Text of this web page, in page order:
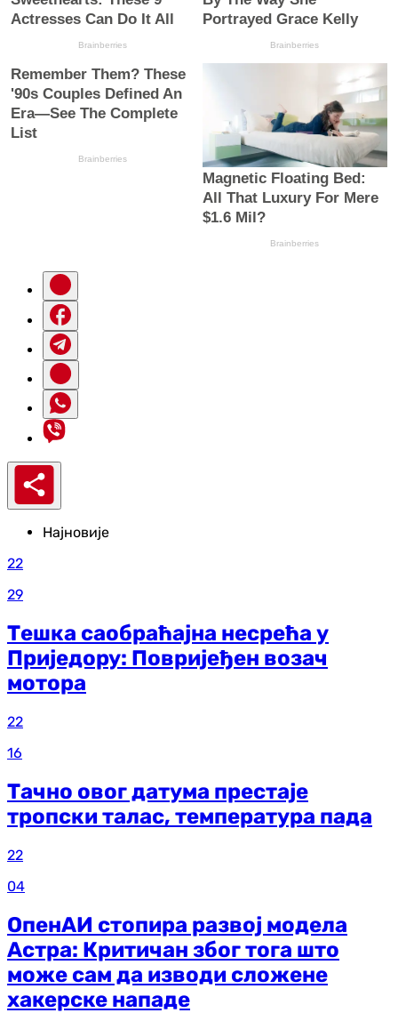
Најновије
22
29
Тешка саобраћајна несрећа у
Приједору: Повријеђен возач
мотора
22
16
Тачно овог датума престаје
тропски талас, температура пада
22
04
ОпенАИ стопира развој модела
Астра: Критичан због тога што
може сам да изводи сложене
хакерске нападе